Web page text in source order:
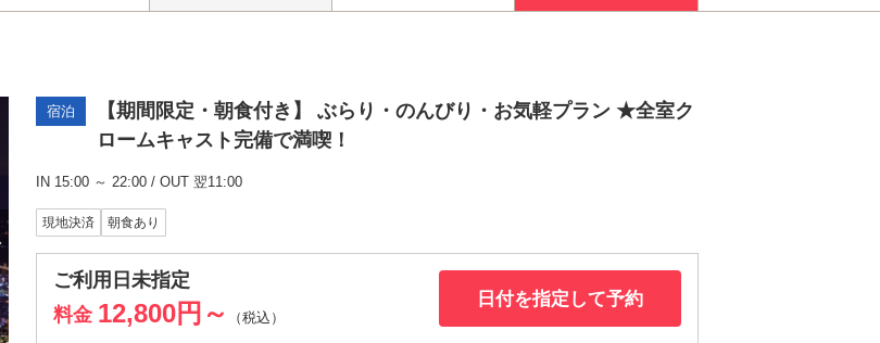
宿泊
【期間限定・朝食付き】 ぶらり・のんびり・お気軽プラン ★全室ク
ロームキャスト完備で満喫！
IN 15:00 ～ 22:00 / OUT 翌11:00
現地決済 朝食あり
ご利用日未指定
料金 12,800円～ （税込）
日付を指定して予約